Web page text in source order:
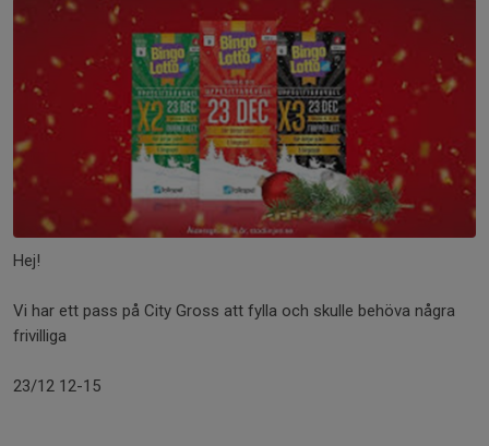
Hej!
Vi har ett pass på City Gross att fylla och skulle behöva några
frivilliga
23/12 12-15